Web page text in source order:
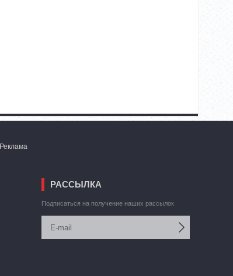
Реклама
РАССЫЛКА
Подписаться на получение наших рассылок